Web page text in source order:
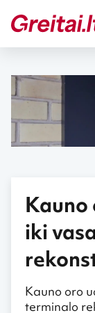
Kauno
iki
Kauno oro
terminalo